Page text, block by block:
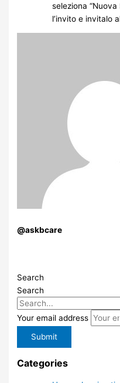
seleziona “Nuova
l’invito e invitalo
@askbcare
Search
Search
Your email address
Submit
Categories